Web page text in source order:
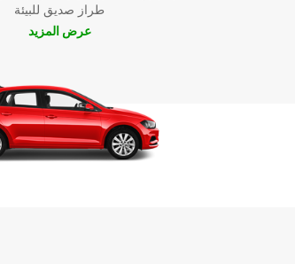
طراز صديق للبيئة
عرض المزيد